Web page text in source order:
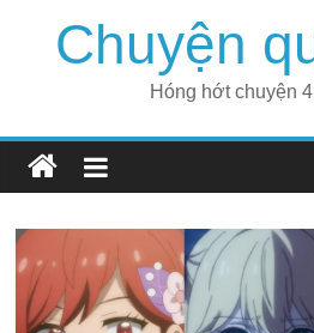
Chuyện
Hóng hớt chuyện